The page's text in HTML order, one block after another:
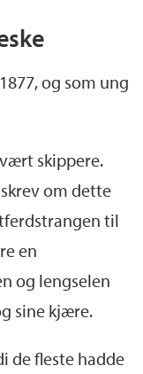
og som ung
skippere.
om dette
til
en
og lengselen
sine kjære.
de fleste hadde